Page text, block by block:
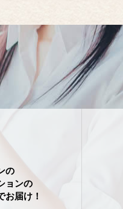
の
ョンの
お届け！